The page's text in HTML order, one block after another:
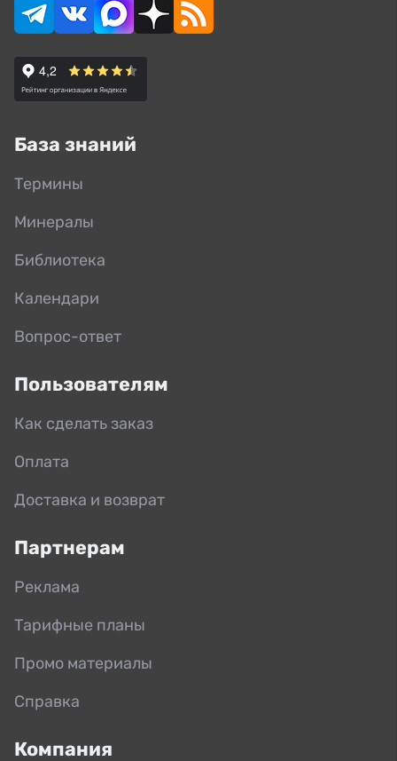
База знаний
Термины
Минералы
Библиотека
Календари
Вопрос-ответ
Пользователям
Как сделать заказ
Оплата
Доставка и возврат
Партнерам
Реклама
Тарифные планы
Промо материалы
Справка
Компания